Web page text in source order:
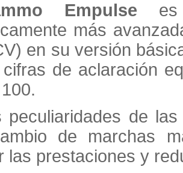
Empulse es
más
en su versión
de aclaración
peculiaridades de
de marchas
las prestaciones y